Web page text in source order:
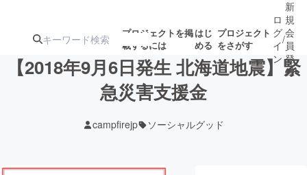
プロジェクトを掲
載するには
はじ
める
プロジェクト
をさがす
ジェクト
ロジェクト
ロ
グ
イ
ン
/
新
規
会
員
登
録
【2018年9月6日発生 北海道地震】緊
急災害支援金
campfirejp ソーシャルグッド